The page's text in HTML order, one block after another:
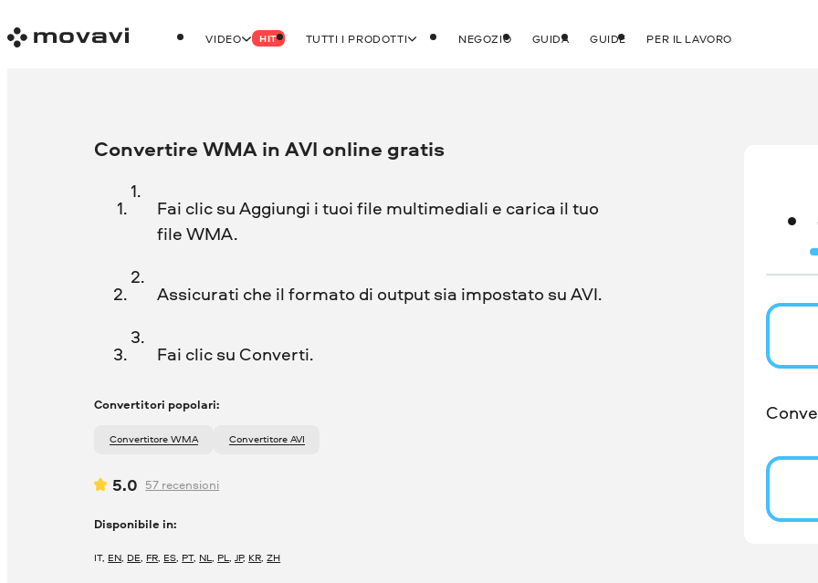
VIDEO HIT TUTTI I PRODOTTI NEGOZIO GUIDA GUIDE PER IL LAVORO
Convertire WMA in AVI online gratis
Fai clic su Aggiungi i tuoi file multimediali e carica il tuo
file WMA.
Assicurati che il formato di output sia impostato su AVI.
Fai clic su Converti.
Convertitori popolari:
Convertitore WMA Convertitore AVI
5.0 57 recensioni
Disponibile in:
IT, EN, DE, FR, ES, PT, NL, PL,JP, KR,ZH